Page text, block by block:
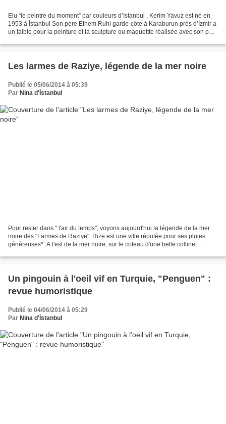
Elu “le peintre du moment” par couleurs d’Istanbul , Kerim Yavuz est né en
1953 à İstanbul Son père Ethem Ruhi garde-côte à Karaburun près d’İzmir a
un faible pour la peinture et la sculpture ou maquettte réalisée avec son petit
Les larmes de Raziye, légende de la mer noire
Publié le 05/06/2014 à 05:39
Par Nina d'İstanbul
Pour rester dans " l'air du temps", voyons aujourd'hui la légende de la mer
noire des "Larmes de Raziye". Rize est une ville réputée pour ses pluies
généreuses*. A l'est de la mer noire, sur le coteau d'une belle colline,
Un pingouin à l'oeil vif en Turquie, "Penguen" :
revue humoristique
Publié le 04/06/2014 à 05:29
Par Nina d'İstanbul